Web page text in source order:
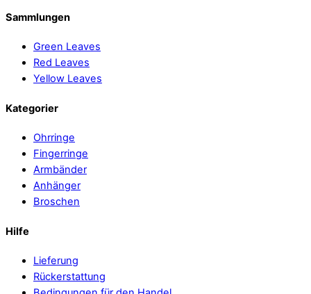
Sammlungen
Green Leaves
Red Leaves
Yellow Leaves
Kategorier
Ohrringe
Fingerringe
Armbänder
Anhänger
Broschen
Hilfe
Lieferung
Rückerstattung